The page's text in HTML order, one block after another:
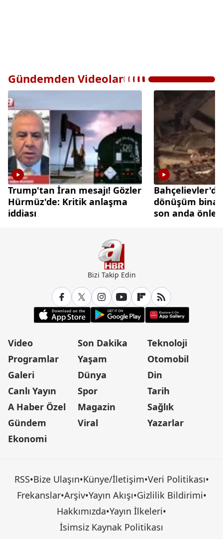
Gündemden Videolar
Trump'tan İran mesajı! Gözler
Hürmüz'de: Kritik anlaşma
iddiası
dönüşüm
son anda
Bizi Takip Edin
Video
Programlar
Galeri
Canlı Yayın
A Haber Özel
Gündem
Ekonomi
Son Dakika
Yaşam
Dünya
Spor
Magazin
Viral
Teknoloji
Otomobil
Din
Tarih
Sağlık
Yazarlar
RSS•Bize Ulaşın•Künye/İletişim•Veri Politikası•
Frekanslar•Arşiv•Yayın Akışı•Gizlilik Bildirimi•
Hakkımızda•Yayın İlkeleri•
İsimsiz Kaynak Politikası